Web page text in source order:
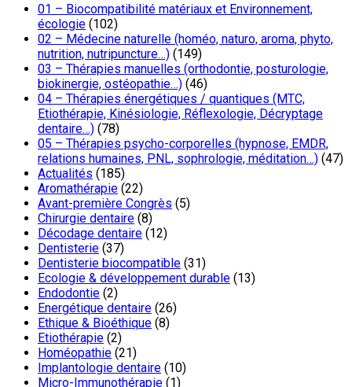
01 – Biocompatibilité matériaux et Environnement,
écologie (102)
02 – Médecine naturelle (homéo, naturo, aroma, phyto,
nutrition, nutripuncture…) (149)
03 – Thérapies manuelles (orthodontie, posturologie,
biokinergie, ostéopathie…) (46)
04 – Thérapies énergétiques / quantiques (MTC,
Etiothérapie, Kinésiologie, Réflexologie, Décryptage
dentaire…) (78)
05 – Thérapies psycho-corporelles (hypnose, EMDR,
relations humaines, PNL, sophrologie, méditation…) (47)
Actualités (185)
Aromathérapie (22)
Avant-première Congrès (5)
Chirurgie dentaire (8)
Décodage dentaire (12)
Dentisterie (37)
Dentisterie biocompatible (31)
Ecologie & développement durable (13)
Endodontie (2)
Energétique dentaire (26)
Ethique & Bioéthique (8)
Etiothérapie (2)
Homéopathie (21)
Implantologie dentaire (10)
Micro-Immunothérapie (1)